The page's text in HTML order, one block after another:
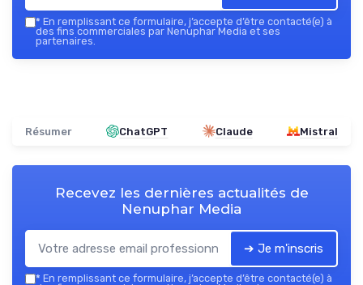
* En remplissant ce formulaire, j’accepte d’être contacté(e) à
des fins commerciales par Nenuphar Media et ses
partenaires.
Résumer ChatGPT Claude Mistral
Recevez les dernières actualités de
Nenuphar Media
➔ Je m'inscris
* En remplissant ce formulaire, j’accepte d’être contacté(e) à